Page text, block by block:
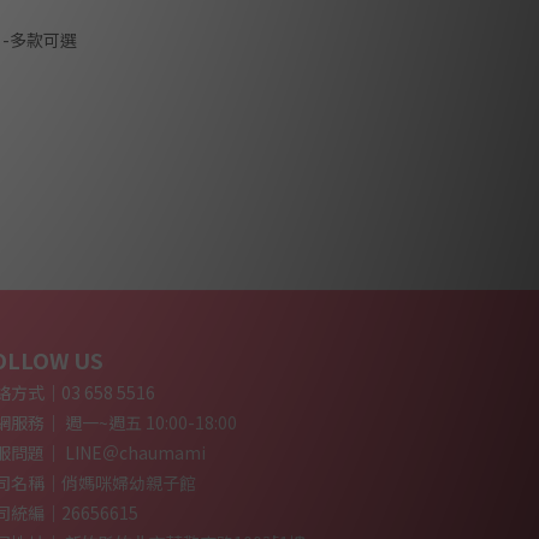
多款可選
US
方式｜03 658 5516
服務｜ 週一~週五 10:00-18:00
問題｜ LINE＠chaumami
名稱｜俏媽咪婦幼親子館
統編｜26656615